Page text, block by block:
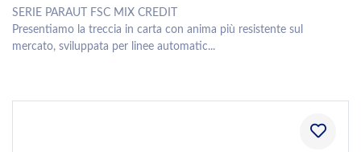
SERIE PARAUT FSC MIX CREDIT
Presentiamo la treccia in carta con anima più resistente sul
mercato, sviluppata per linee automatic...